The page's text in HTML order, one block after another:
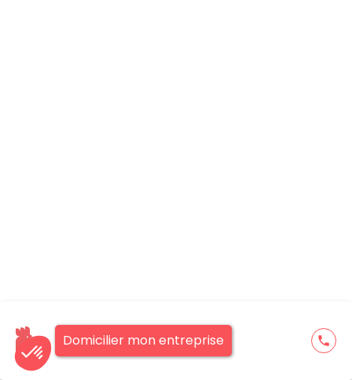
Domicilier mon entreprise phone